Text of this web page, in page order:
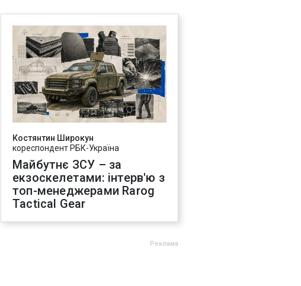
Костянтин Широкун
кореспондент РБК-Україна
Майбутнє ЗСУ – за
екзоскелетами: інтерв'ю з
топ-менеджерами Rarog
Tactical Gear